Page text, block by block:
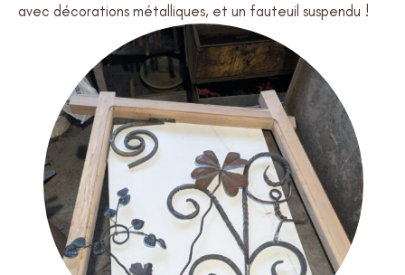
avec décorations métalliques, et un fauteuil suspendu !